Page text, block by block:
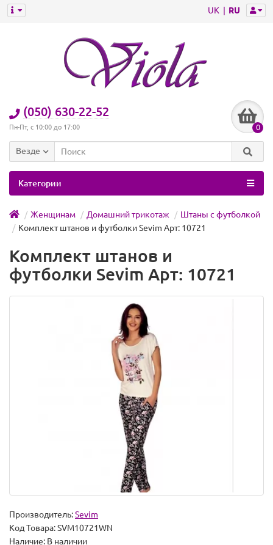
UK RU
(050) 630-22-52
Пн-Пт, с 10:00 до 17:00 0
Везде
Категории
Женщинам Домашний трикотаж
Штаны с футболкой
Комплект штанов и футболки Sevim Арт: 10721
Комплект штанов и
футболки Sevim Арт: 10721
Производитель:Sevim
Код Товара:SVM10721WN
Наличие: В наличии